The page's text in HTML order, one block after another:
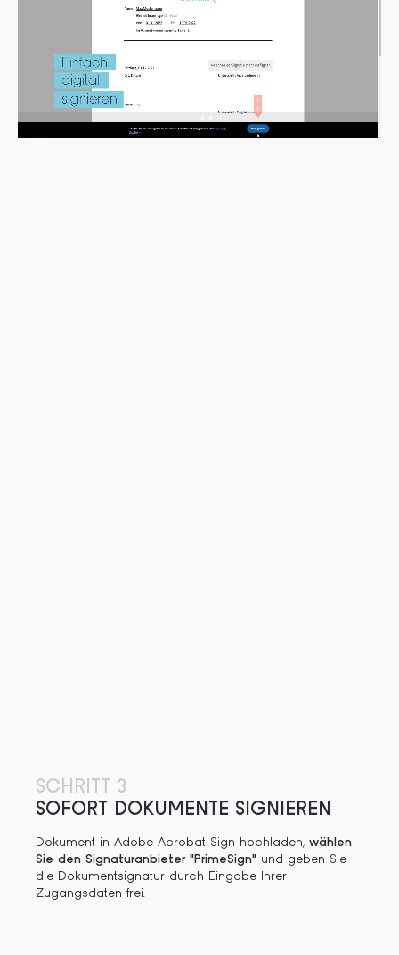
SCHRITT 3
SOFORT DOKUMENTE SIGNIEREN
Dokument in Adobe Acrobat Sign hochladen, wählen
Sie den Signaturanbieter "PrimeSign" und geben Sie
die Dokumentsignatur durch Eingabe Ihrer
Zugangsdaten frei.